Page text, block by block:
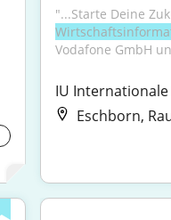
Vodafone GmbH
IU
Eschborn,